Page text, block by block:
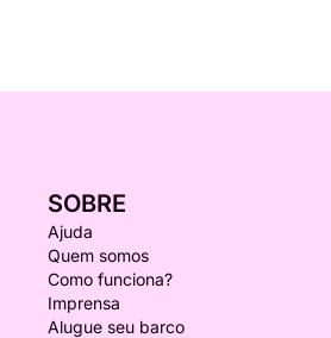
SOBRE
Ajuda
Quem somos
Como funciona?
Imprensa
Alugue seu barco